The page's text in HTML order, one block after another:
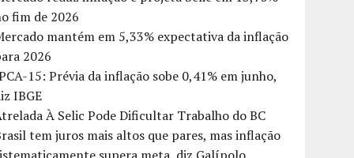
fim de 2026
mantém em 5,33% expectativa da inflação
2026
15: Prévia da inflação sobe 0,41% em junho,
IBGE
À Selic Pode Dificultar Trabalho do BC
tem juros mais altos que pares, mas inflação
supera meta, diz Galípolo